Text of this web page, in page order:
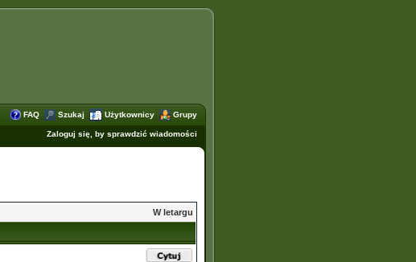
FAQ Szukaj Użytkownicy Grupy
Zaloguj się, by sprawdzić wiadomości
W letargu